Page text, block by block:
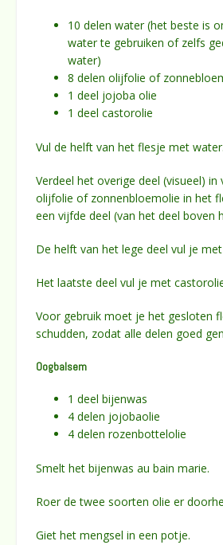
10 delen water (het beste is
water te gebruiken of zelfs
water)
8 delen olijfolie of
1 deel jojoba olie
1 deel castorolie
Vul de helft van het flesje met water.
Verdeel het overige deel (visueel) in
olijfolie of zonnenbloemolie in het
een vijfde deel (van het deel boven
De helft van het lege deel vul je
Het laatste deel vul je met
Voor gebruik moet je het gesloten
schudden, zodat alle delen goed
Oogbalsem
1 deel bijenwas
4 delen jojobaolie
4 delen rozenbottelolie
Smelt het bijenwas au bain marie.
Roer de twee soorten olie er
Giet het mengsel in een potje.